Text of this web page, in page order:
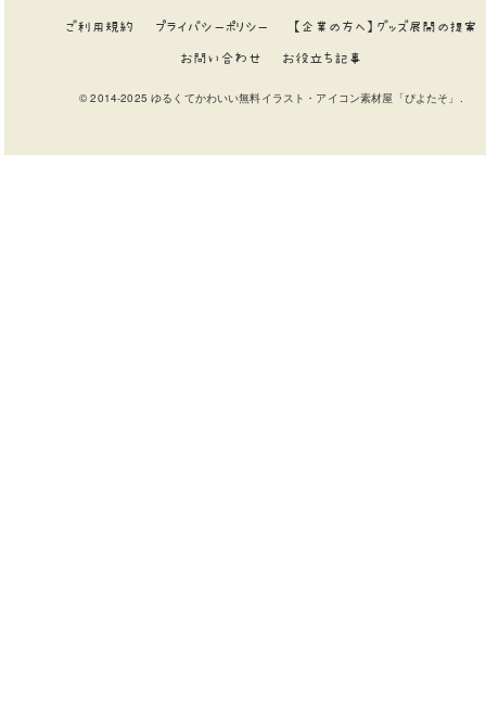
ご利用規約 プライバシーポリシー 【企業の方へ】グッズ展開の提案
お問い合わせ お役立ち記事
© 2014-2025 ゆるくてかわいい無料イラスト・アイコン素材屋「ぴよたそ」.